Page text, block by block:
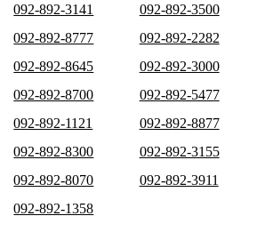
092-892-3141
092-892-3500
092-892-8777
092-892-2282
092-892-8645
092-892-3000
092-892-8700
092-892-5477
092-892-1121
092-892-8877
092-892-8300
092-892-3155
092-892-8070
092-892-3911
092-892-1358